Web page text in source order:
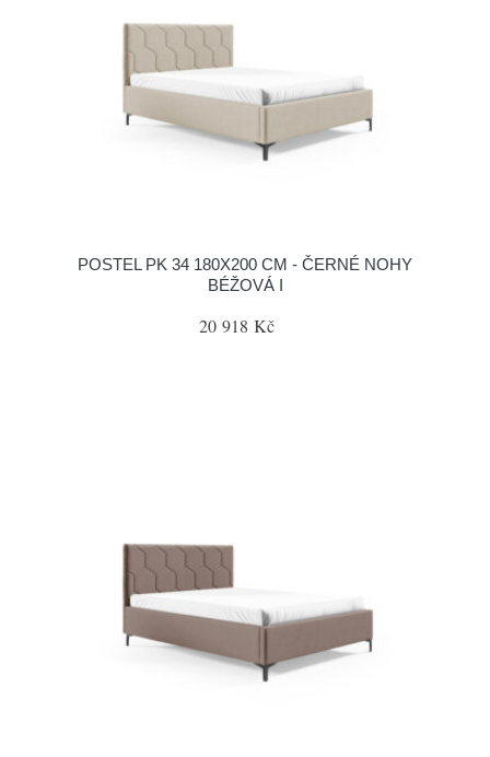
POSTEL PK 34 180X200 CM - ČERNÉ NOHY
BÉŽOVÁ I
20 918 Kč